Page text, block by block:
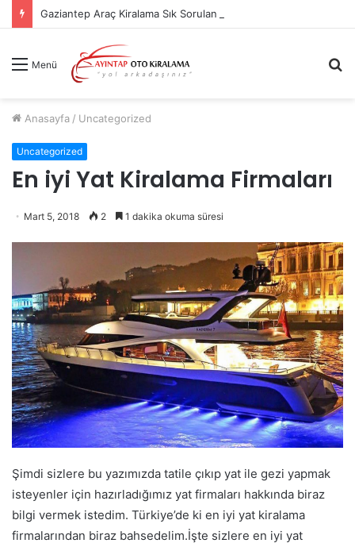
Gaziantep Araç Kiralama Sık Sorulan Sorular
Menü
Anasayfa / Uncategorized
Uncategorized
En iyi Yat Kiralama Firmaları
Mart 5, 2018 2 1 dakika okuma süresi
Şimdi sizlere bu yazımızda tatile çıkıp yat ile gezi yapmak
isteyenler için hazırladığımız yat firmaları hakkında biraz
bilgi vermek istedim. Türkiye’de ki en iyi yat kiralama
firmalarından biraz bahsedelim.İşte sizlere en iyi yat